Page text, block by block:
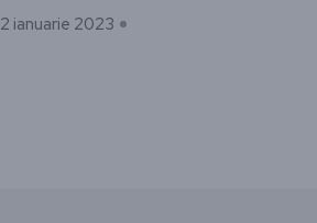
2 ianuarie 2023